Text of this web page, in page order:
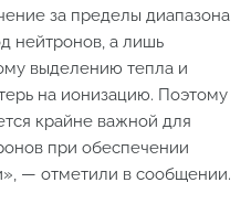
за пределы диапазона
нейтронов, а лишь
выделению тепла и
на ионизацию. Поэтому
крайне важной для
при обеспечении
— отметили в сообщении.